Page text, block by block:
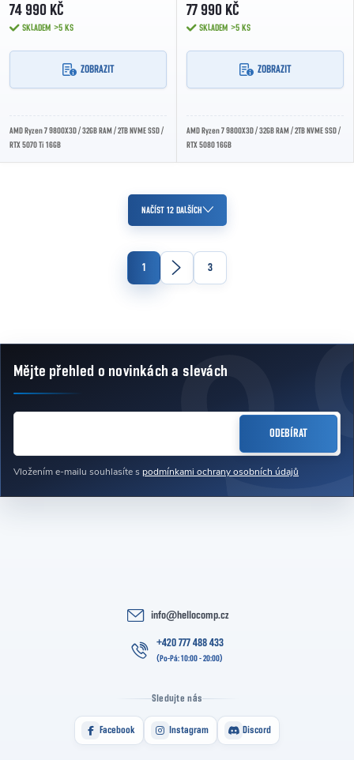
74 990 KČ
SKLADEM >5 KS
ZOBRAZIT
AMD Ryzen 7 9800X3D / 32GB RAM / 2TB NVME SSD /
RTX 5070 Ti 16GB
77 990 KČ
SKLADEM >5 KS
ZOBRAZIT
AMD Ryzen 7 9800X3D / 32GB RAM / 2TB NVME SSD /
RTX 5080 16GB
Ovládací prvky výpisu
NAČÍST 12 DALŠÍCH
1 3
Zápatí
Mějte přehled o novinkácha slevách
Vložením e-mailu souhlasíte s podmínkami ochrany osobních údajů
ODEBÍRAT
info@hellocomp.cz
+420 777 488 433
Sledujte nás
Facebook Instagram Discord